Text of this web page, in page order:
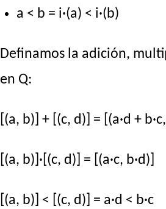
a < b = i·(a) < i·(b)
Definamos la adición,
en Q:
[(a, b)] + [(c, d)] = [(a·d + b·c,
[(a, b)]·[(c, d)] = [(a·c, b·d)]
[(a, b)] < [(c, d)] = a·d < b·c